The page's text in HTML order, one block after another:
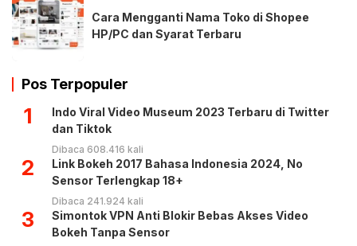
Cara Mengganti Nama Toko di Shopee
HP/PC dan Syarat Terbaru
Pos Terpopuler
1
Indo Viral Video Museum 2023 Terbaru di Twitter
dan Tiktok
Dibaca 608.416 kali
2
Link Bokeh 2017 Bahasa Indonesia 2024, No
Sensor Terlengkap 18+
Dibaca 241.924 kali
3
Simontok VPN Anti Blokir Bebas Akses Video
Bokeh Tanpa Sensor